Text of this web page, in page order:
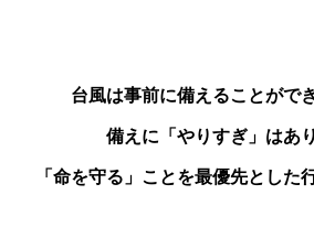
台風は事前に備えることがで
備えに「やりすぎ」はあ
「命を守る」ことを最優先とした